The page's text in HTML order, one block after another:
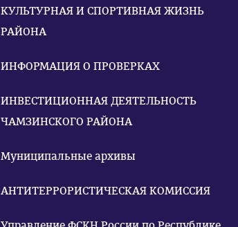
КУЛЬТУРНАЯ И СПОРТИВНАЯ ЖИЗНЬ
РАЙОНА
ИНФОРМАЦИЯ О ПРОВЕРКАХ
ИНВЕСТИЦИОННАЯ ДЕЯТЕЛЬНОСТЬ
ЧАМЗИНСКОГО РАЙОНА
Муниципальные архивы
АНТИТЕРРОРИСТИЧЕСКАЯ КОМИССИЯ